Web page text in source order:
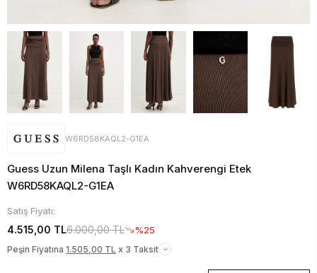
W6RD58KAQL2-G1EA
Guess Uzun Milena Taşlı Kadın Kahverengi Etek
W6RD58KAQL2-G1EA
Satış Fiyatı:
4.515,00 TL6.000,00 TL %25
Peşin Fiyatına 1.505,00 TL x 3 Taksit